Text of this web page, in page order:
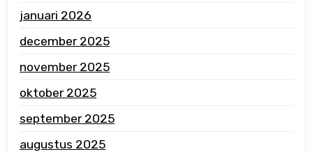
januari 2026
december 2025
november 2025
oktober 2025
september 2025
augustus 2025